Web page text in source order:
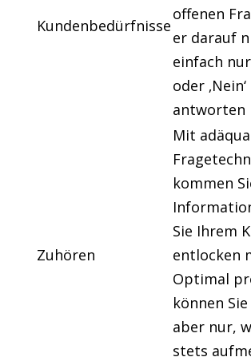
Kundenbedürfnisse
offenen
er darauf
einfach nur
oder ‚Nein‘
antworten
Zuhören
Mit
kommen
Sie Ihrem
entlocken
Optimal
können
aber nur,
stets